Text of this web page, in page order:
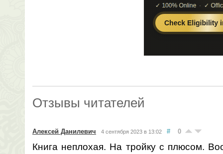
Отзывы читателей
Алексей Данилевич 4 сентября 2023 в 13:02 # 0
Книга неплохая. На тройку с плюсом.